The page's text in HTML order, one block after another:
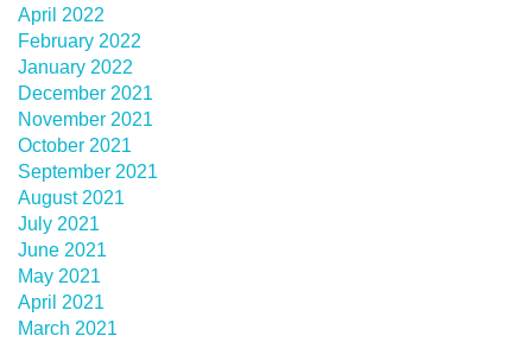
April 2022
February 2022
January 2022
December 2021
November 2021
October 2021
September 2021
August 2021
July 2021
June 2021
May 2021
April 2021
March 2021